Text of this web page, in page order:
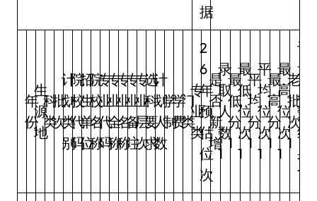
据
年
份
生
源
地
科
类
批
次
计
划
类
别
院
校
代
码
招
生
单
位
院
校
名
称
专
业
代
码
专
业
全
称
专
业
名
称
专
业
备
注
专
业
层
次
选
科
要
求
计
划
人
数
学
制
学
费
门
类
专
业
类
2
6
年
预
估
位
次
是
否
新
增
录
取
人
数
1
最
低
分
1
最
低
位
次
1
平
均
分
1
平
均
位
次
1
最
高
分
1
最
高
位
次
1
老
批
次
1
计
划
人
数
结
果
1